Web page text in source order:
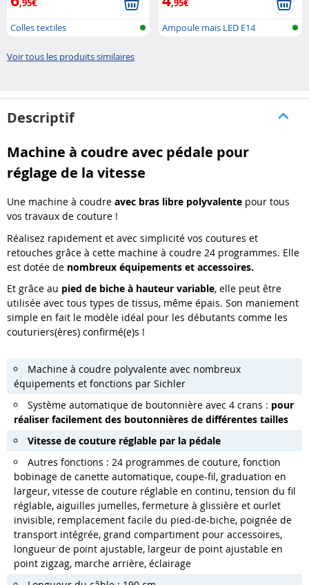
,95€
Colles textiles
,95€
Ampoule maïs LED E14
Voir tous les produits similaires
Descriptif
Machine à coudre avec pédale pour
réglage de la vitesse
Une machine à coudre avec bras libre polyvalente pour tous
vos travaux de couture !
Réalisez rapidement et avec simplicité vos coutures et
retouches grâce à cette machine à coudre 24 programmes. Elle
est dotée de nombreux équipements et accessoires.
Et grâce au pied de biche à hauteur variable, elle peut être
utilisée avec tous types de tissus, même épais. Son maniement
simple en fait le modèle idéal pour les débutants comme les
couturiers(ères) confirmé(e)s !
Machine à coudre polyvalente avec nombreux
équipements et fonctions par Sichler
Système automatique de boutonnière avec 4 crans : pour
réaliser facilement des boutonnières de différentes tailles
Vitesse de couture réglable par la pédale
Autres fonctions : 24 programmes de couture, fonction
bobinage de canette automatique, coupe-fil, graduation en
largeur, vitesse de couture réglable en continu, tension du fil
réglable, aiguilles jumelles, fermeture à glissière et ourlet
invisible, remplacement facile du pied-de-biche, poignée de
transport intégrée, grand compartiment pour accessoires,
longueur de point ajustable, largeur de point ajustable en
point zigzag, marche arrière, éclairage